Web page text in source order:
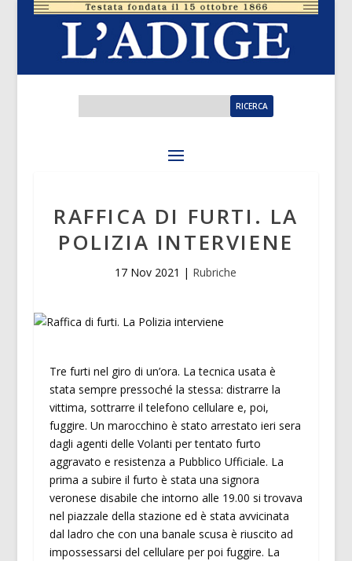
RAFFICA DI FURTI. LA
POLIZIA INTERVIENE
17 Nov 2021 | Rubriche
Tre furti nel giro di un’ora. La tecnica usata è
stata sempre pressoché la stessa: distrarre la
vittima, sottrarre il telefono cellulare e, poi,
fuggire. Un marocchino è stato arrestato ieri sera
dagli agenti delle Volanti per tentato furto
aggravato e resistenza a Pubblico Ufficiale. La
prima a subire il furto è stata una signora
veronese disabile che intorno alle 19.00 si trovava
nel piazzale della stazione ed è stata avvicinata
dal ladro che con una banale scusa è riuscito ad
impossessarsi del cellulare per poi fuggire. La